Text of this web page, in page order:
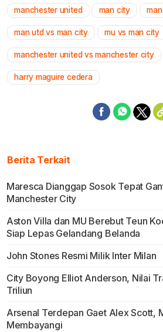
manchester united man city
man utd vs man city mu vs man city
manchester united vs manchester city
harry maguire cedera
Berita Terkait
Maresca Dianggap Sosok Tepat
Manchester City
Aston Villa dan MU Berebut Teun
Siap Lepas Gelandang Belanda
John Stones Resmi Milik Inter Milan
City Boyong Elliot Anderson, Nilai
Triliun
Arsenal Terdepan Gaet Alex Scott,
Membayangi